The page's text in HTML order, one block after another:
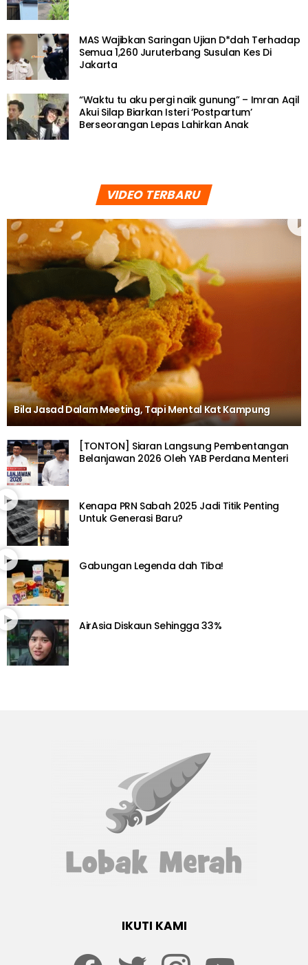
MAS Wajibkan Saringan Ujian D*dah Terhadap
Semua 1,260 Juruterbang Susulan Kes Di
Jakarta
“Waktu tu aku pergi naik gunung” – Imran Aqil
Akui Silap Biarkan Isteri ‘Postpartum’
Berseorangan Lepas Lahirkan Anak
VIDEO TERBARU
Bila Jasad Dalam Meeting, Tapi Mental Kat Kampung
[TONTON] Siaran Langsung Pembentangan
Belanjawan 2026 Oleh YAB Perdana Menteri
Kenapa PRN Sabah 2025 Jadi Titik Penting
Untuk Generasi Baru?
Gabungan Legenda dah Tiba!
AirAsia Diskaun Sehingga 33%
IKUTI KAMI